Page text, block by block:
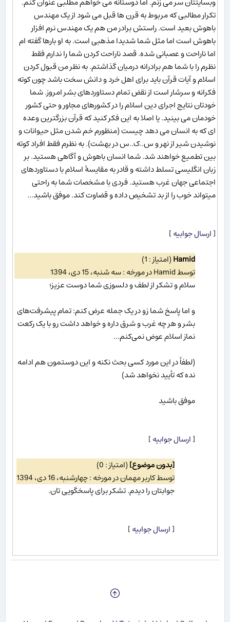
تکرار مطالبی که مربوط به قرن ها قبل می شود از یک مهندس
باهوش بعید است. راستش برادر من هم یک مهندس نرم افزار
باهوش است اما مثل شما شدیدا مذهبی است. به او بارها گفته ام
اما ناراحت و عصبانی شده. قصد ناراحت کردن شما را ندارم فقط
نظرم را با شما هم برادرانه درمیان گذاشتم. به نظر من قبول کردن
اسلام و آیات قرآن باید برای اهل خرد و دانش سخت باشد چون کوته
فکرانه و سرشار است از نقض تمام دستاوردهای بشر امروز. شما
خودتان نتایج اجرای دین اسلام را در کشورهای مجاور و حتی کشور
خودمان می بینید. یا اصلا به این فکر کنید که قرآن بزرگترین وعده
ای که به انسان می دهد چیست (منظورم خم شدن مثل حیوانات و
نوشیدن شیر از نهر و س..ک..س در بهشت). به نظرم فقط افراد کوته
بین تطمیع خواهند شد. شما انسان باهوش و آگاهی هستید. بر
زبان انگلیسی تسلط داشته و قادر به مقایسۀ اسلام با دستاوردهای
اجتماعی جهان غرب هستید. فردی با مشخصات شما به راحتی
میتواند خوب را از بد تشخیص داده و قضاوت کند. موفق باشید...
[ارسال جوابیه]
Hamid(امتیاز : 1)
توسط Hamid در مورخه : سه شنبه، 15 دی، 1394
سلام و تشکر از لطف و دلسوزی شما دوست عزیز؛
و اما پاسخ شما زو در یک جمله عرض کنم: تمام پیشرفت‌های
بشر و هر چه غرب و شرق داره و خواهد داشت رو با یک رکعت
نماز اسلام عوض نمی‌کنم...
(لطفاً در این مورد کسی بحث نکنه و این دوستمون هم ادامه
نده که تأیید نخواهد شد)
موفق باشید
[ارسال جوابیه]
[بدون موضوع](امتیاز : 0)
توسط کاربر مهمان در مورخه : چهارشنبه، 16 دی، 1394
جوابتان را دیدم. تشکر برای پاسخگویی تان.
[ارسال جوابیه]